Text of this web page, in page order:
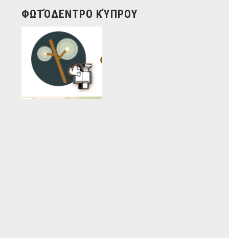
ΦΩΤΌΔΕΝΤΡΟ ΚΎΠΡΟΥ